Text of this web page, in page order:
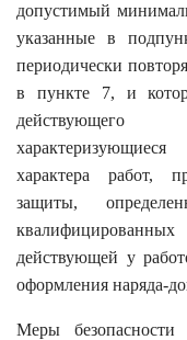
допустимый
указанные в
периодически
в пункте 7, и
действующего
характера работ,
защиты,
действующей у
оформления наряда-
Меры